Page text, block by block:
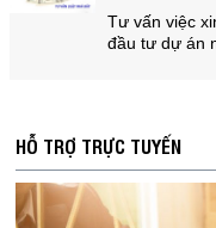
Tư vấn việc
đầu tư dự án
HỖ TRỢ TRỰC TUYẾN